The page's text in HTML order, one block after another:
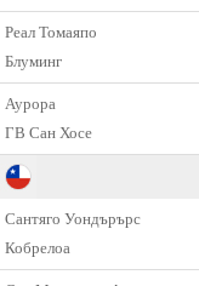
Реал Томаяпо
Блуминг
Аурора
ГВ Сан Хосе
Сантяго Уондърърс
Кобрелоа